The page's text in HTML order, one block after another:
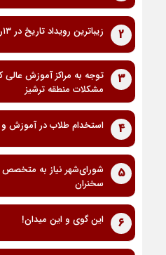
2 زیباترین رویداد تاریخ در ۱۳رجب
3
توجه به مراکز آموزش
مشکلات منطقه ترشیز
4 استخدام طلاب در آموزش و
5
شورای‌شهر نیاز به متخصص
سخنران
6 این گوی و این میدان!